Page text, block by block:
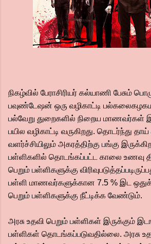
நிகழ்வில் பேராசிரியர் கல்யாணி பேசும்
பவுண்டேஷன் ஒரு வழிகாட்டி
பல்வேறு துறைகளில் நிறைய மாணவர்கள்
பயில வழிகாட்டி வருகிறது. தொடர்ந்து
வளர்ச்சியிலும் அகரத்திற்கு பங்கு
பள்ளிகளில் தொடங்கப்பட்ட காலை உணவு
பெறும் பள்ளிகளுக்கு
பள்ளி மாணவர்களுக்கான 7.5 % இட
பெறும் பள்ளிகளுக்கு நீட்டிக்க வேண்டும்.
அரசு உதவி பெறும் பள்ளிகள் இருக்கும்
பள்ளிகள் தொடங்கப்படுவதில்லை. அரசு